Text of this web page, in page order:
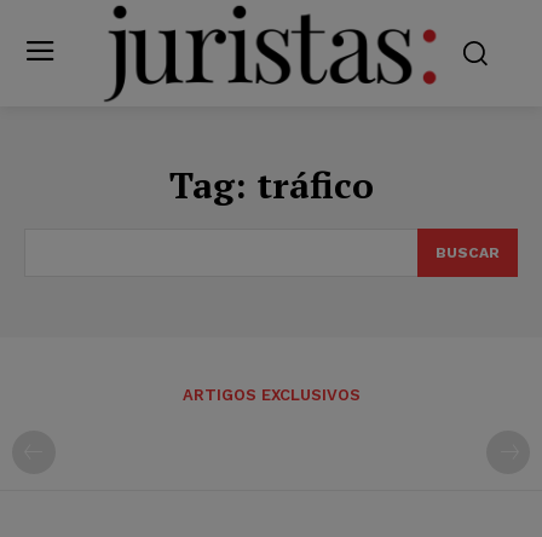
Tag: tráfico
BUSCAR
ARTIGOS EXCLUSIVOS